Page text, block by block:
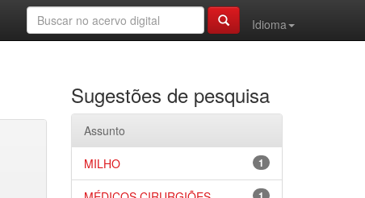
Idioma
Sugestões de pesquisa
Assunto
1
MILHO